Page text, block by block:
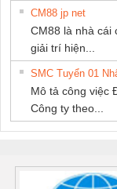
CM88 jp net
CM88 là nhà
giải trí hiện...
SMC Tuyển 01
Mô tả công việc
Công ty theo...